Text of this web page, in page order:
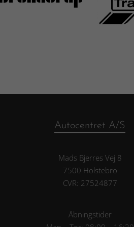
Autocentret A/S
Mads Bjerres Vej 8
7500 Holstebro
CVR: 27524877
Åbningstider